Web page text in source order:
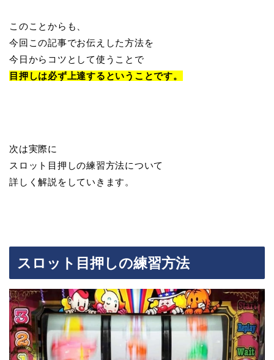
このことからも、
今回この記事でお伝えした方法を
今日からコツとして使うことで
目押しは必ず上達するということです。
次は実際に
スロット目押しの練習方法について
詳しく解説をしていきます。
スロット目押しの練習方法